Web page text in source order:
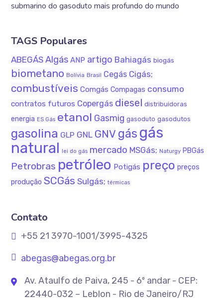
submarino do gasoduto mais profundo do mundo
TAGS Populares
ABEGÁS Algás ANP artigo Bahiagás biogás
biometano Bolívia Brasil Cegás Cigás;
combustíveis Comgás Compagas consumo
contratos futuros Copergás diesel distribuidoras
energia ES Gás etanol Gasmig gasoduto gasodutos
gasolina GLP GNL GNV gás gás
natural lei do gás mercado MSGás; Naturgy PBGás
Petrobras petróleo Potigás preço preços
produção SCGás Sulgás; térmicas
Contato
+55 21 3970-1001/3995-4325
abegas@abegas.org.br
Av. Ataulfo de Paiva, 245 - 6º andar - CEP:
22440-032 – Leblon - Rio de Janeiro/RJ